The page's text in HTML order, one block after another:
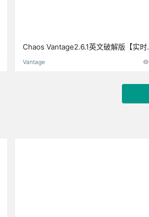
Chaos Vantage2.6.1英文破解版【实时
Vantage